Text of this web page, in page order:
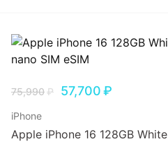
75,990₽ 57,700₽
iPhone
Apple iPhone 16 128GB